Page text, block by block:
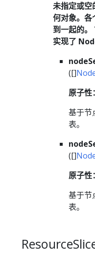
未指定或空
何对象。各
到一起的
实现了
([]
原子性
基于节
表。
([]
原子性
基于节
表。